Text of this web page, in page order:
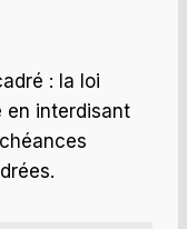
: la loi
en interdisant